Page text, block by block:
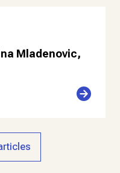
Mladenovic,